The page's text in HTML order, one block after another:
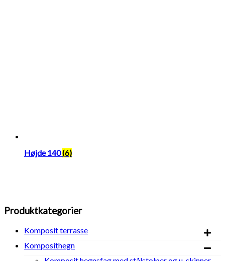
Højde 140(6)
Produktkategorier
Komposit terrasse
Komposithegn